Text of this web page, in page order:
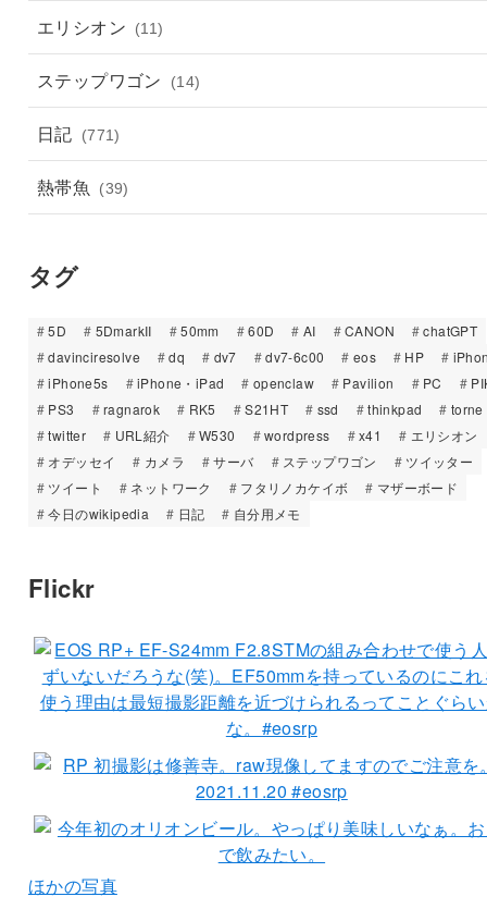
エリシオン
(11)
ステップワゴン (14)
日記 (771)
熱帯魚 (39)
タグ
5D 5DmarkII 50mm 60D AI CANON
chatGPT
davinciresolve
dq dv7 dv7-6c00 eos HP
iPhone5s
iPhone・iPad openclaw Pavilion PC
PS3
ragnarok RK5 S21HT ssd thinkpad
torne
twitter
URL紹介 W530 wordpress x41
エリシオン
オデッセイ
カメラ サーバ ステップワゴン
ツイッター
ツイート
ネットワーク フタリノカケイボ
マザーボード
今日のwikipedia
日記 自分用メモ
Flickr
ほかの写真